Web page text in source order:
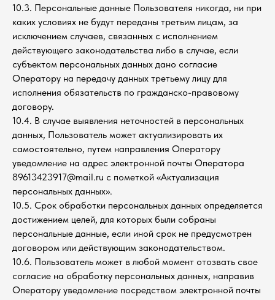
10.3. Персональные данные Пользователя никогда, ни при
каких условиях не будут переданы третьим лицам, за
исключением случаев, связанных с исполнением
действующего законодательства либо в случае, если
субъектом персональных данных дано согласие
Оператору на передачу данных третьему лицу для
исполнения обязательств по гражданско-правовому
договору.
10.4. В случае выявления неточностей в персональных
данных, Пользователь может актуализировать их
самостоятельно, путем направления Оператору
уведомление на адрес электронной почты Оператора
89613423917@mail.ru с пометкой «Актуализация
персональных данных».
10.5. Срок обработки персональных данных определяется
достижением целей, для которых были собраны
персональные данные, если иной срок не предусмотрен
договором или действующим законодательством.
10.6. Пользователь может в любой момент отозвать свое
согласие на обработку персональных данных, направив
Оператору уведомление посредством электронной почты